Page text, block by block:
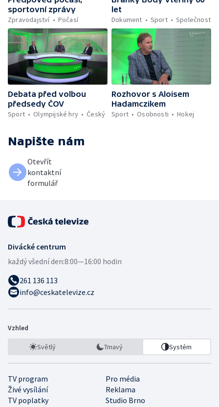
sportovní zprávy
Zpravodajství
Počasí
let
Dokument
Sport Společnost
Debata před volbou
předsedy ČOV
Sport
Olympijské hry Český
Rozhovor s Aloisem
Hadamczikem
Sport
Osobnosti Hokej
Napište nám
Otevřít
kontaktní
formulář
Divácké centrum
každý všední den:8:00—16:00 hodin
261 136 113
info@ceskatelevize.cz
Vzhled
Světlý Tmavý Systém
TV program
Pro média
Živé vysílání
Reklama
TV poplatky
Studio Brno